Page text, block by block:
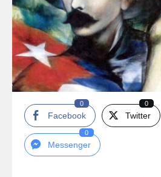
Facebook
0
Twitter
0
Messenger
0